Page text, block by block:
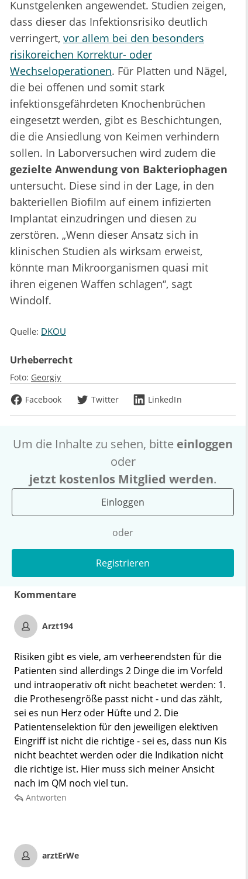
Kunstgelenken angewendet. Studien zeigen,
dass dieser das Infektionsrisiko deutlich
verringert, vor allem bei den besonders
risikoreichen Korrektur- oder
Wechseloperationen. Für Platten und Nägel,
die bei offenen und somit stark
infektionsgefährdeten Knochenbrüchen
eingesetzt werden, gibt es Beschichtungen,
die die Ansiedlung von Keimen verhindern
sollen. In Laborversuchen wird zudem die
gezielte Anwendung von Bakteriophagen
untersucht. Diese sind in der Lage, in den
bakteriellen Biofilm auf einem infizierten
Implantat einzudringen und diesen zu
zerstören. „Wenn dieser Ansatz sich in
klinischen Studien als wirksam erweist,
könnte man Mikroorganismen quasi mit
ihren eigenen Waffen schlagen“, sagt
Windolf.
Quelle: DKOU
Urheberrecht
Foto: Georgiy
Facebook
Twitter LinkedIn
Um die Inhalte zu sehen, bitte einloggen
oder
jetzt kostenlos Mitglied werden.
Einloggen
oder
Registrieren
Kommentare
Arzt194
Risiken gibt es viele, am verheerendsten für die
Patienten sind allerdings 2 Dinge die im Vorfeld
und intraoperativ oft nicht beachetet werden: 1.
die Prothesengröße passt nicht - und das zählt,
sei es nun Herz oder Hüfte und 2. Die
Patientenselektion für den jeweiligen elektiven
Eingriff ist nicht die richtige - sei es, dass nun Kis
nicht beachtet werden oder die Indikation nicht
die richtige ist. Hier muss sich meiner Ansicht
nach im QM noch viel tun.
Antworten
arztErWe